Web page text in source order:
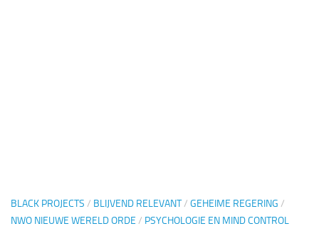
BLACK PROJECTS / BLIJVEND RELEVANT/ GEHEIME REGERING /
NWO NIEUWE WERELD ORDE / PSYCHOLOGIE EN MIND CONTROL